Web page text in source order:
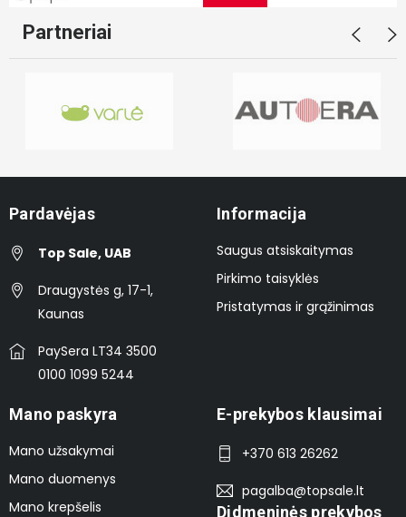
Partneriai
Pardavėjas
Top Sale, UAB
Draugystės g, 17-1,
Kaunas
PaySera LT34 3500
0100 1099 5244
Informacija
Saugus atsiskaitymas
Pirkimo taisyklės
Pristatymas ir grąžinimas
Mano paskyra
Mano užsakymai
Mano duomenys
Mano krepšelis
E-prekybos klausimai
+370 613 26262
pagalba@topsale.lt
Didmeninės prekybos